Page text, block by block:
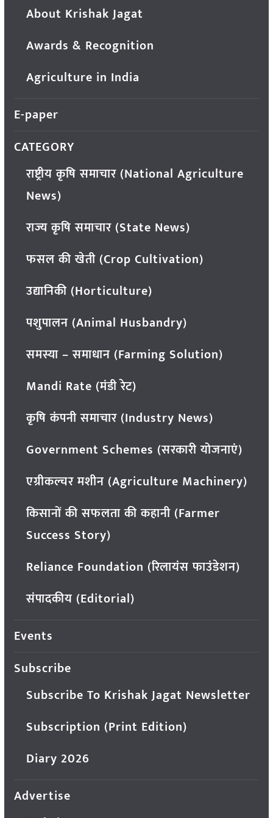
About Krishak Jagat
Awards & Recognition
Agriculture in India
E-paper
CATEGORY
राष्ट्रीय कृषि समाचार (National Agriculture
News)
राज्य कृषि समाचार (State News)
फसल की खेती (Crop Cultivation)
उद्यानिकी (Horticulture)
पशुपालन (Animal Husbandry)
समस्या – समाधान (Farming Solution)
Mandi Rate (मंडी रेट)
कृषि कंपनी समाचार (Industry News)
Government Schemes (सरकारी योजनाएं)
एग्रीकल्चर मशीन (Agriculture Machinery)
किसानों की सफलता की कहानी (Farmer
Success Story)
Reliance Foundation (रिलायंस फाउंडेशन)
संपादकीय (Editorial)
Events
Subscribe
Subscribe To Krishak Jagat Newsletter
Subscription (Print Edition)
Diary 2026
Advertise